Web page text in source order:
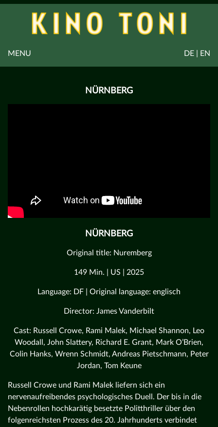
DE | EN
MENU
NÜRNBERG
NÜRNBERG
Original title: Nuremberg
149 Min. | US | 2025
Language: DF | Original language: englisch
Director: James Vanderbilt
Cast: Russell Crowe, Rami Malek, Michael Shannon, Leo
Woodall, John Slattery, Richard E. Grant, Mark O’Brien,
Colin Hanks, Wrenn Schmidt, Andreas Pietschmann, Peter
Jordan, Tom Keune
Russell Crowe und Rami Malek liefern sich ein
nervenaufreibendes psychologisches Duell. Der bis in die
Nebenrollen hochkarätig besetzte Politthriller über den
folgenreichsten Prozess des 20. Jahrhunderts verbindet